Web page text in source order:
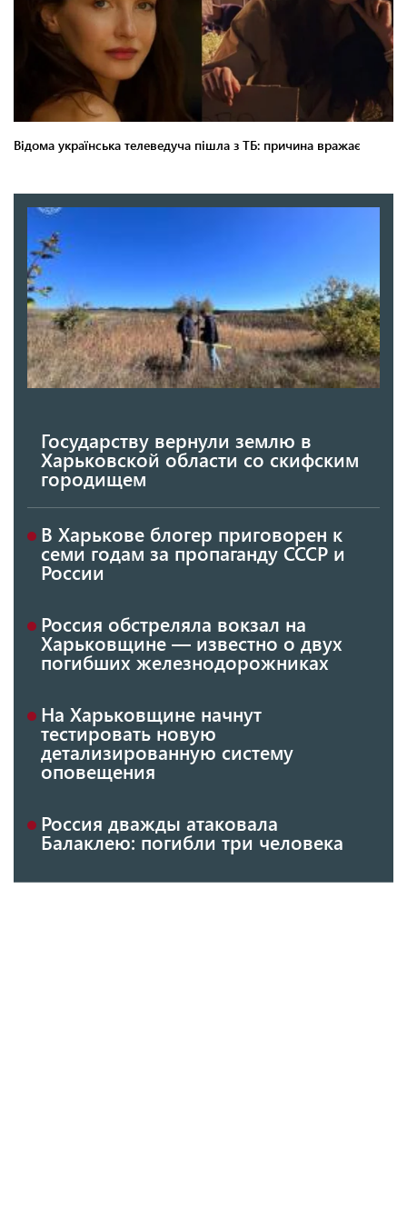
Государству вернули землю в
Харьковской области со скифским
городищем
В Харькове блогер приговорен к
семи годам за пропаганду СССР и
России
Россия обстреляла вокзал на
Харьковщине — известно о двух
погибших железнодорожниках
На Харьковщине начнут
тестировать новую
детализированную систему
оповещения
Россия дважды атаковала
Балаклею: погибли три человека